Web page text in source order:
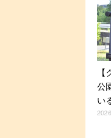
公
い